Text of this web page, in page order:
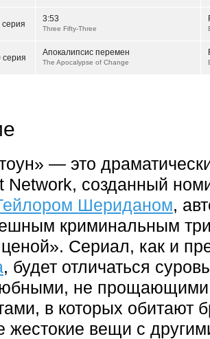
серия
3:53
Three Fifty-Three
серия
Апокалипсис перемен
The Apocalypse of Change
— это
Network, созданный
Шериданом,
криминальным
Сериал, как и
, будет отличаться
не
в которых обитают
вещи с